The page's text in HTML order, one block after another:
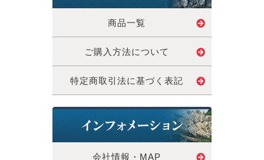
商品一覧
ご購入方法について
特定商取引法に基づく表記
会社情報・MAP